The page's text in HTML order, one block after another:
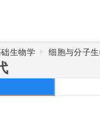
生物学 细胞与分子